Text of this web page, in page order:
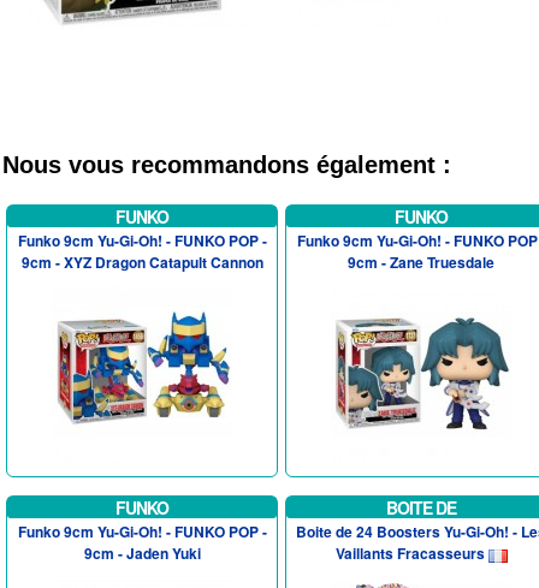
Nous vous recommandons également :
FUNKO
Funko 9cm Yu-Gi-Oh! - FUNKO POP -
9cm - XYZ Dragon Catapult Cannon
FUNKO
Funko 9cm Yu-Gi-Oh! - FUNKO
9cm - Zane Truesdale
FUNKO
Funko 9cm Yu-Gi-Oh! - FUNKO POP -
9cm - Jaden Yuki
BOITE DE
Boite de 24 Boosters Yu-Gi-Oh! -
Vaillants Fracasseurs